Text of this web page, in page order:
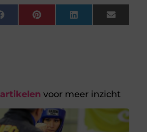
FacebookPinterest LinkedIn Email
artikelen voor meer inzicht